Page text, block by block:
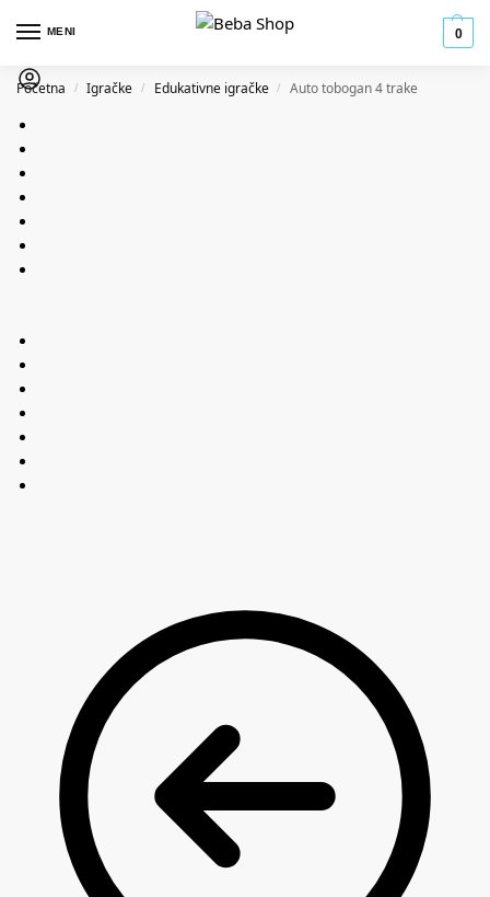
MENI 0
Početna / Igračke / Edukativne igračke / Auto tobogan 4 trake